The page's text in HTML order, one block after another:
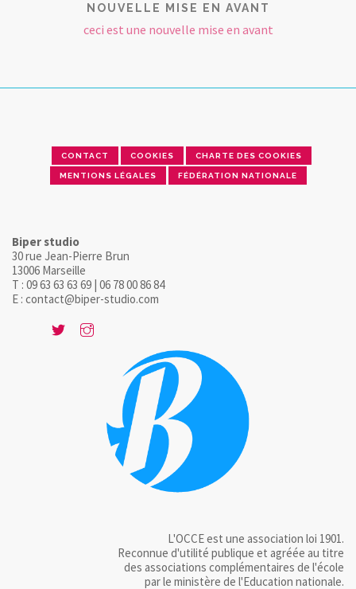
NOUVELLE MISE EN AVANT
ceci est une nouvelle mise en avant
CONTACT COOKIES CHARTE DES COOKIES
MENTIONS LÉGALES FÉDÉRATION NATIONALE
Biper studio
30 rue Jean-Pierre Brun
13006 Marseille
T : 09 63 63 63 69 | 06 78 00 86 84
E : contact@biper-studio.com
L'OCCE est une association loi 1901.
Reconnue d'utilité publique et agréée au titre
des associations complémentaires de l'école
par le ministère de l'Education nationale.